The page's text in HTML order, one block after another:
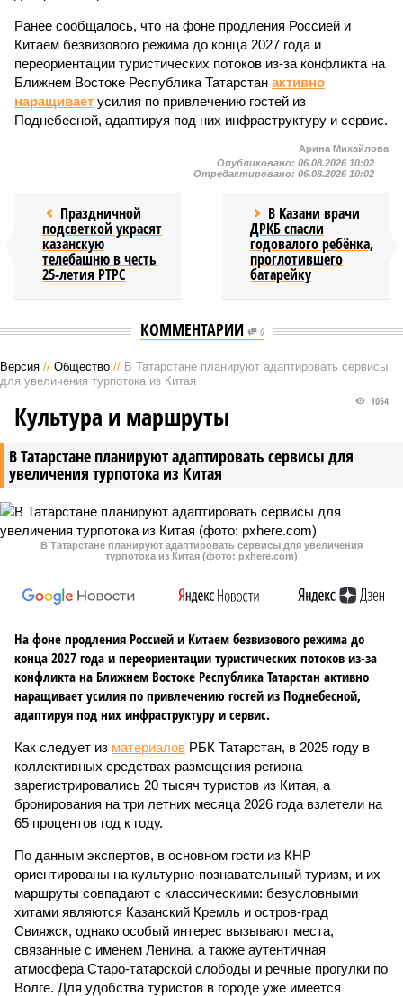
Ранее сообщалось, что на фоне продления Россией и
Китаем безвизового режима до конца 2027 года и
переориентации туристических потоков из-за конфликта на
Ближнем Востоке Республика Татарстан активно
наращивает усилия по привлечению гостей из
Поднебесной, адаптируя под них инфраструктуру и сервис.
Арина Михайлова
Опубликовано: 06.08.2026 10:02
Отредактировано: 06.08.2026 10:02
Праздничной
подсветкой украсят
казанскую
телебашню в честь
25-летия РТРС
В Казани врачи
ДРКБ спасли
годовалого ребёнка,
проглотившего
батарейку
КОММЕНТАРИИ 0
Версия // Общество // В Татарстане планируют адаптировать сервисы
для увеличения турпотока из Китая
В Татарстане планируют адаптировать сервисы для
увеличения турпотока из Китая
1054
Культура и маршруты
В Татарстане планируют адаптировать сервисы для увеличения
турпотока из Китая (фото: pxhere.com)
На фоне продления Россией и Китаем безвизового режима до
конца 2027 года и переориентации туристических потоков из-за
конфликта на Ближнем Востоке Республика Татарстан активно
наращивает усилия по привлечению гостей из Поднебесной,
адаптируя под них инфраструктуру и сервис.
Как следует из материалов РБК Татарстан, в 2025 году в
коллективных средствах размещения региона
зарегистрировались 20 тысяч туристов из Китая, а
бронирования на три летних месяца 2026 года взлетели на
65 процентов год к году.
По данным экспертов, в основном гости из КНР
ориентированы на культурно-познавательный туризм, и их
маршруты совпадают с классическими: безусловными
хитами являются Казанский Кремль и остров-град
Свияжск, однако особый интерес вызывают места,
связанные с именем Ленина, а также аутентичная
атмосфера Старо-татарской слободы и речные прогулки по
Волге. Для удобства туристов в городе уже имеется